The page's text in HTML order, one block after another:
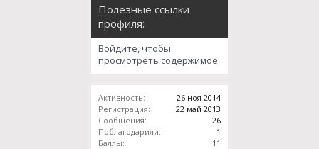
Полезные ссылки
профиля:
Войдите, чтобы
просмотреть содержимое
Активность:
26 ноя 2014
Регистрация:
22 май 2013
Сообщения:
26
Поблагодарили:
1
Баллы:
11